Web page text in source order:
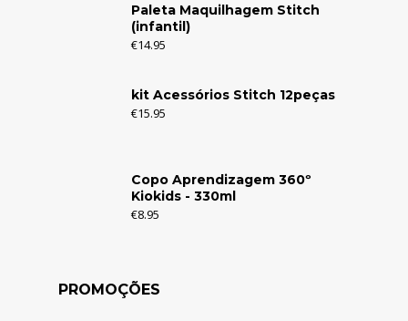
Paleta Maquilhagem Stitch
(infantil)
€14.95
kit Acessórios Stitch 12peças
€15.95
Copo Aprendizagem 360º
Kiokids - 330ml
€8.95
PROMOÇÕES